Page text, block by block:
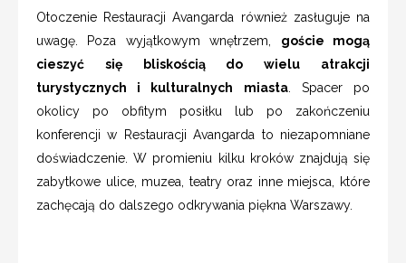
Otoczenie Restauracji Avangarda również zasługuje na
uwagę. Poza wyjątkowym wnętrzem, goście mogą
cieszyć się bliskością do wielu atrakcji
turystycznych i kulturalnych miasta. Spacer po
okolicy po obfitym posiłku lub po zakończeniu
konferencji w Restauracji Avangarda to niezapomniane
doświadczenie. W promieniu kilku kroków znajdują się
zabytkowe ulice, muzea, teatry oraz inne miejsca, które
zachęcają do dalszego odkrywania piękna Warszawy.